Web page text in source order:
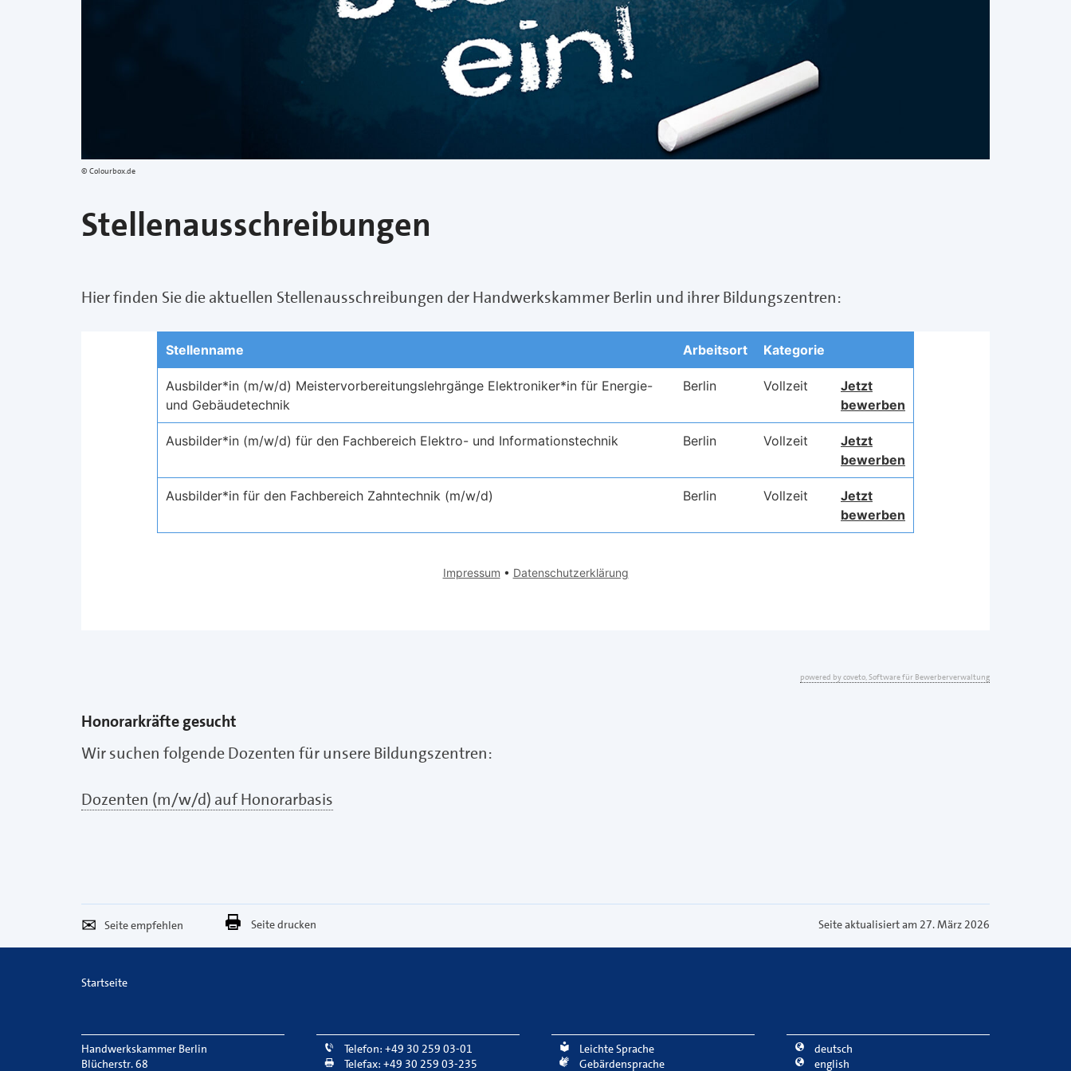
Colourbox.de
Stellenausschreibungen
Hier finden Sie die aktuellen Stellenausschreibungen der Handwerkskammer Berlin und ihrer Bildungszentren:
powered by coveto, Software für Bewerberverwaltung
Honorarkräfte gesucht
Wir suchen folgende Dozenten für unsere Bildungszentren:
Dozenten (m/w/d) auf Honorarbasis
Seite
empfehlen
Per
E-
Mail
Seite drucken Seite aktualisiert am 27. März 2026
Startseite
Handwerkskammer Berlin
Blücherstr. 68
Telefon: +49 30 259 03-01
Telefax: +49 30 259 03-235
Leichte Sprache
Gebärdensprache
deutsch
english